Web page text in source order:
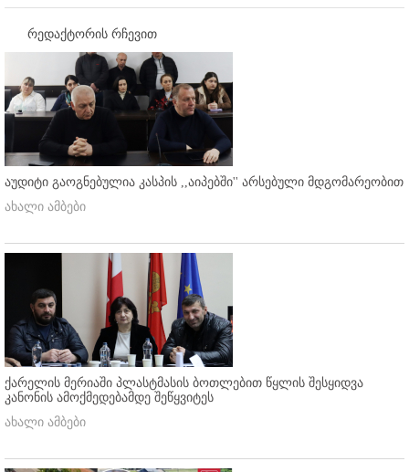
რედაქტორის რჩევით
აუდიტი გაოგნებულია კასპის ,,აიპებში'' არსებული მდგომარეობით
ახალი ამბები
ქარელის მერიაში პლასტმასის ბოთლებით წყლის შესყიდვა
კანონის ამოქმედებამდე შეწყვიტეს
ახალი ამბები